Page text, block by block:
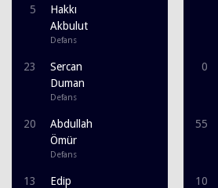
5
Hakkı
Akbulut
Defans
23
Sercan
Duman
Defans
20
Abdullah
Ömür
Defans
13
Edip
0
55
10